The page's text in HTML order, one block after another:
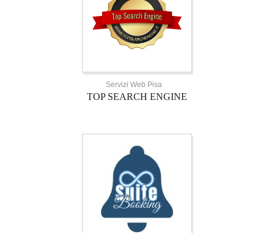
Servizi Web Pisa
TOP SEARCH ENGINE